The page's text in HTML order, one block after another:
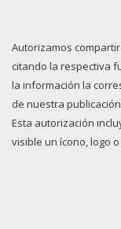
Autorizamos
citando la respectiva
la información la
de nuestra
Esta autorización
visible un ícono, logo